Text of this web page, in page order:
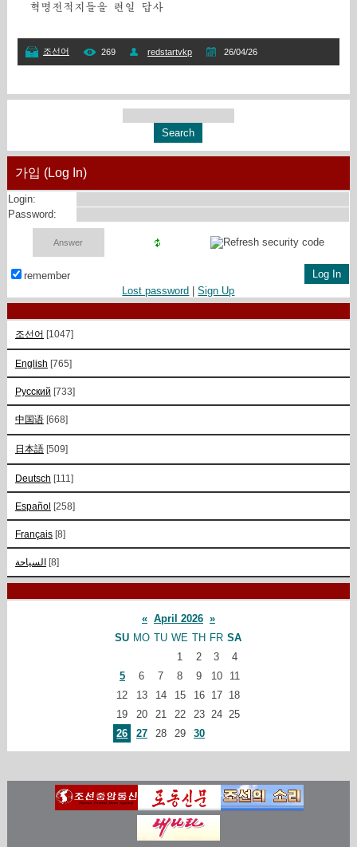
혁명전적지들을 련일 답사
조선어 269 redstartvkp 26/04/26
가입 (Log In)
Login:
Password:
remember
Lost password |Sign Up
조선어 [1047]
English [765]
Русский [733]
中国语 [668]
日本語 [509]
Deutsch [111]
Español [258]
Français [8]
السياحة [8]
« April 2026 »
SU MO TU WE TH FR SA
1
2 3
4
5
6 7 8 9 10
11
12
13 14 15 16 17
18
19
20 21 22 23 24 25
26
27 28 29 30